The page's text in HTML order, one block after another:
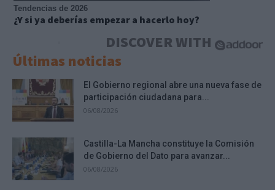
Tendencias de 2026
¿Y si ya deberías empezar a hacerlo hoy?
DISCOVER WITH
Últimas noticias
El Gobierno regional abre una nueva fase de
participación ciudadana para...
06/08/2026
Castilla-La Mancha constituye la Comisión
de Gobierno del Dato para avanzar...
06/08/2026